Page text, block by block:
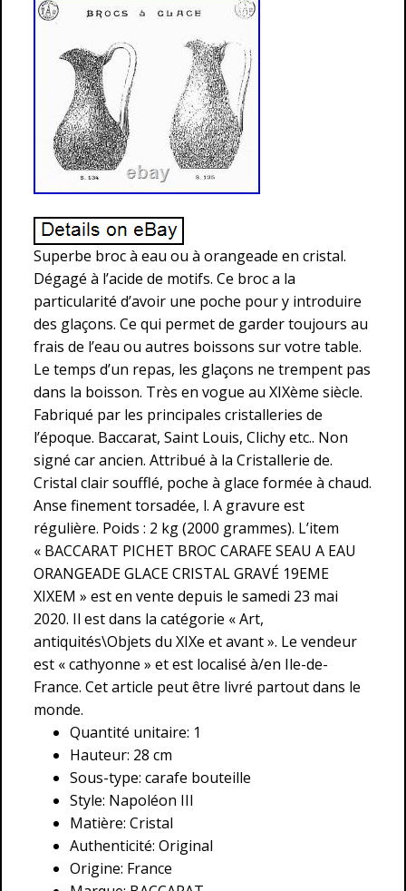
Superbe broc à eau ou à orangeade en cristal.
Dégagé à l’acide de motifs. Ce broc a la
particularité d’avoir une poche pour y introduire
des glaçons. Ce qui permet de garder toujours au
frais de l’eau ou autres boissons sur votre table.
Le temps d’un repas, les glaçons ne trempent pas
dans la boisson. Très en vogue au XIXème siècle.
Fabriqué par les principales cristalleries de
l’époque. Baccarat, Saint Louis, Clichy etc.. Non
signé car ancien. Attribué à la Cristallerie de.
Cristal clair soufflé, poche à glace formée à chaud.
Anse finement torsadée, l. A gravure est
régulière. Poids : 2 kg (2000 grammes). L’item
« BACCARAT PICHET BROC CARAFE SEAU A EAU
ORANGEADE GLACE CRISTAL GRAVÉ 19EME
XIXEM » est en vente depuis le samedi 23 mai
2020. Il est dans la catégorie « Art,
antiquités\Objets du XIXe et avant ». Le vendeur
est « cathyonne » et est localisé à/en Ile-de-
France. Cet article peut être livré partout dans le
monde.
Quantité unitaire: 1
Hauteur: 28 cm
Sous-type: carafe bouteille
Style: Napoléon III
Matière: Cristal
Authenticité: Original
Origine: France